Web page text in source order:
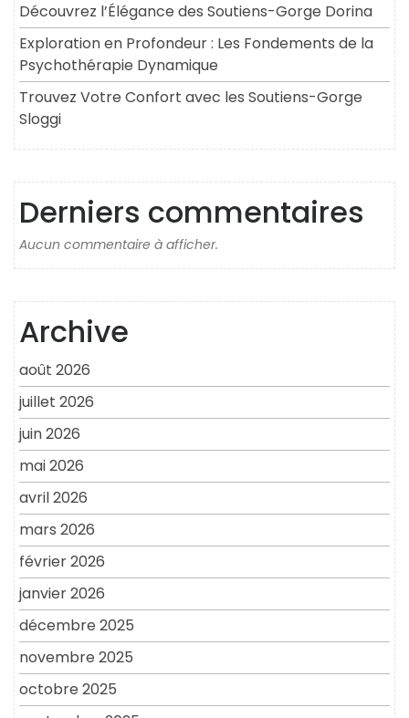
Découvrez l’Élégance des Soutiens-Gorge Dorina
Exploration en Profondeur : Les Fondements de la
Psychothérapie Dynamique
Trouvez Votre Confort avec les Soutiens-Gorge
Sloggi
Derniers commentaires
Aucun commentaire à afficher.
Archive
août 2026
juillet 2026
juin 2026
mai 2026
avril 2026
mars 2026
février 2026
janvier 2026
décembre 2025
novembre 2025
octobre 2025